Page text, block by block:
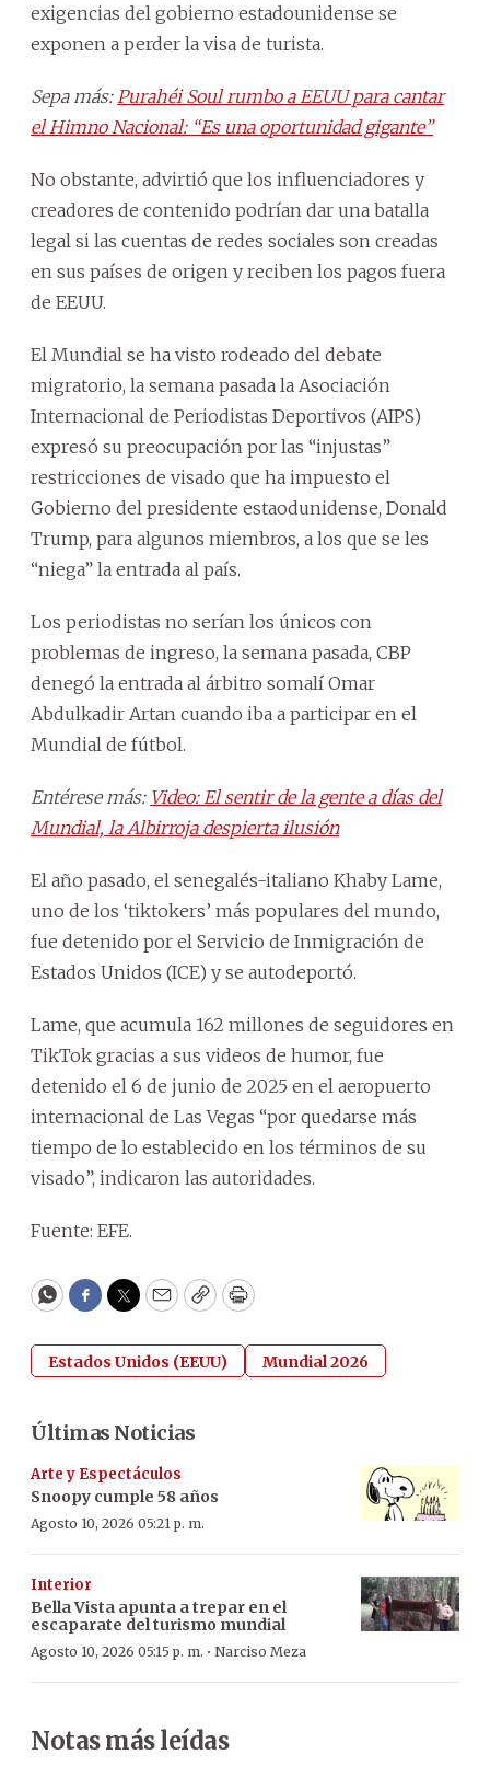
exigencias del gobierno estadounidense se
exponen a perder la visa de turista.
Sepa más: Purahéi Soul rumbo a EEUU para cantar
el Himno Nacional: “Es una oportunidad gigante”
No obstante, advirtió que los influenciadores y
creadores de contenido podrían dar una batalla
legal si las cuentas de redes sociales son creadas
en sus países de origen y reciben los pagos fuera
de EEUU.
El Mundial se ha visto rodeado del debate
migratorio, la semana pasada la Asociación
Internacional de Periodistas Deportivos (AIPS)
expresó su preocupación por las “injustas”
restricciones de visado que ha impuesto el
Gobierno del presidente estaodunidense, Donald
Trump, para algunos miembros, a los que se les
“niega” la entrada al país.
Los periodistas no serían los únicos con
problemas de ingreso, la semana pasada, CBP
denegó la entrada al árbitro somalí Omar
Abdulkadir Artan cuando iba a participar en el
Mundial de fútbol.
Entérese más: Video: El sentir de la gente a días del
Mundial, la Albirroja despierta ilusión
El año pasado, el senegalés-italiano Khaby Lame,
uno de los ‘tiktokers’ más populares del mundo,
fue detenido por el Servicio de Inmigración de
Estados Unidos (ICE) y se autodeportó.
Lame, que acumula 162 millones de seguidores en
TikTok gracias a sus videos de humor, fue
detenido el 6 de junio de 2025 en el aeropuerto
internacional de Las Vegas “por quedarse más
tiempo de lo establecido en los términos de su
visado”, indicaron las autoridades.
Fuente: EFE.
WhatsApp
Facebook
Twitter
EmailCopyPrint
Estados Unidos (EEUU) Mundial 2026
Últimas Noticias
Arte y Espectáculos
Snoopy cumple 58 años
Agosto 10, 2026 05:21 p. m.
Interior
Bella Vista apunta a trepar en el
escaparate del turismo mundial
Agosto 10, 2026 05:15 p. m. · Narciso Meza
Notas más leídas